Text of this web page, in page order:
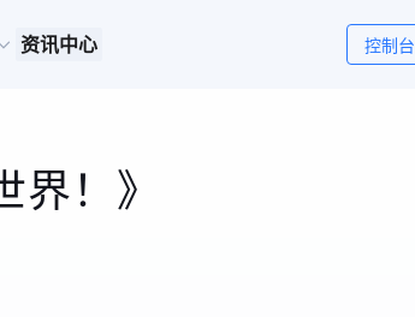
资讯中心 控制台
！》